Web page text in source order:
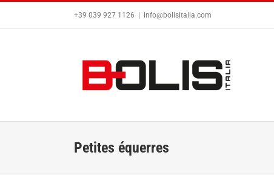
contenu
+39 039 927 1126 info@bolisitalia.com
Petites équerres